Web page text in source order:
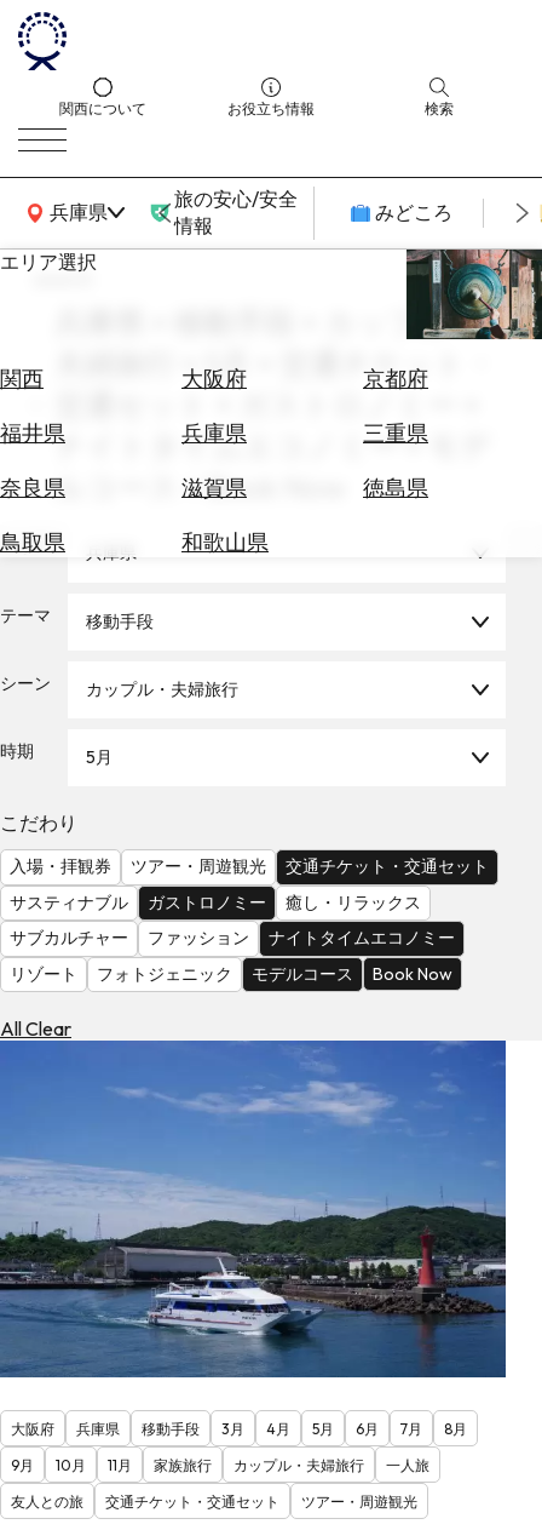
関西について お役立ち情報 検索
兵庫県
関西広域MAP
旅の安心/安全
情報
みどころ
エリア選択
関西 大阪府
京都府
福井県
兵庫県
三重県
奈良県
滋賀県
徳島県
鳥取県
和歌山県
エ
券
テ
を
search
兵庫県 × 移動手段 × カップル・
夫婦旅行 × 5月 × 交通チケット・
ナイトタイムエコノミー × モデ
ルコース × Book Now
エリア 兵庫県
テーマ 移動手段
シーン カップル・夫婦旅行
時期 5月
こだわり
入場・拝観券 ツアー・周遊観光
交通チケット・交通セット
サスティナブル
ガストロノミー
癒し・リラックス
サブカルチャー
ファッション
ナイトタイムエコノミー
リゾート
フォトジェニック モデルコース Book Now
All Clear
大阪府 兵庫県 移動手段 3月 4月 5月 6月 7月
8月
9月
10月 11月 家族旅行 カップル・夫婦旅行
一人旅
友人との旅
交通チケット・交通セット ツアー・周遊観光